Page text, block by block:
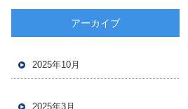
アーカイブ
2025年10月
2025年3月